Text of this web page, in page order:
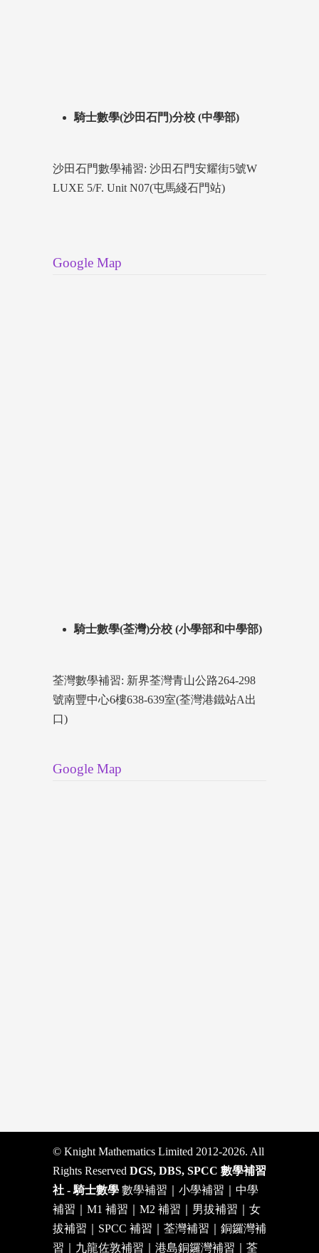
騎士數學(沙田石門)分校 (中學部)
沙田石門數學補習: 沙田石門安耀街5號W
LUXE 5/F. Unit N07(屯馬綫石門站)
Google Map
騎士數學(荃灣)分校 (小學部和中學部)
荃灣數學補習: 新界荃灣青山公路264-298
號南豐中心6樓638-639室(荃灣港鐵站A出
口)
Google Map
© Knight Mathematics Limited 2012-2026. All
Rights Reserved DGS, DBS, SPCC 數學補習
社 - 騎士數學 數學補習｜小學補習｜中學
補習｜M1 補習｜M2 補習｜男拔補習｜女
拔補習｜SPCC 補習｜荃灣補習｜銅鑼灣補
習｜九龍佐敦補習｜港島銅鑼灣補習｜荃